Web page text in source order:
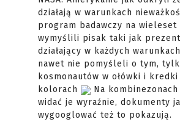
działają w warunkach
program badawczy na
wymyślili pisak taki jak
działający w każdych
nawet nie pomyśleli o tym,
kosmonautów w ołówki i
kolorach
Na
widać je wyraźnie, dokumenty
wygooglować też to pokazują.